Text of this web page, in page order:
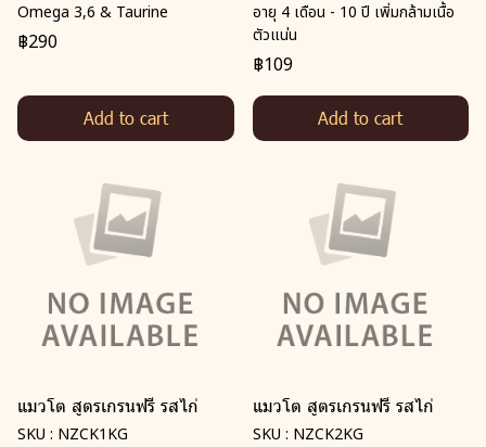
Omega 3,6 & Taurine
฿290
Add to cart
อายุ 4 เดือน - 10 ปี เพิ่มกล้ามเนื้อ
ตัวแน่น
฿109
Add to cart
แมวโต สูตรเกรนฟรี รสไก่
SKU : NZCK1KG
แมวโต สูตรเกรนฟรี รสไก่
SKU : NZCK2KG